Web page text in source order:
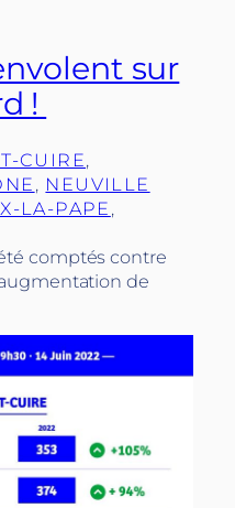
sur
!
CUIRE
, NEUVILLE
LA-PAPE
comptés contre
de